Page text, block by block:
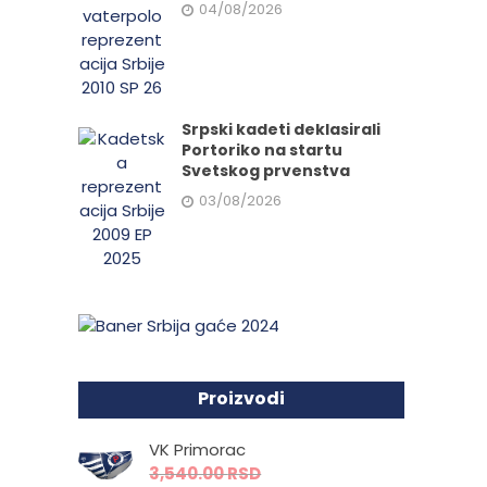
04/08/2026
Srpski kadeti deklasirali
Portoriko na startu
Svetskog prvenstva
03/08/2026
Proizvodi
VK Primorac
3,540.00RSD